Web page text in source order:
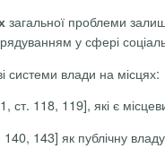
загальної проблеми
у сфері
системи влади на місцях:
[1, ст. 118, 119], які є
143] як публічну